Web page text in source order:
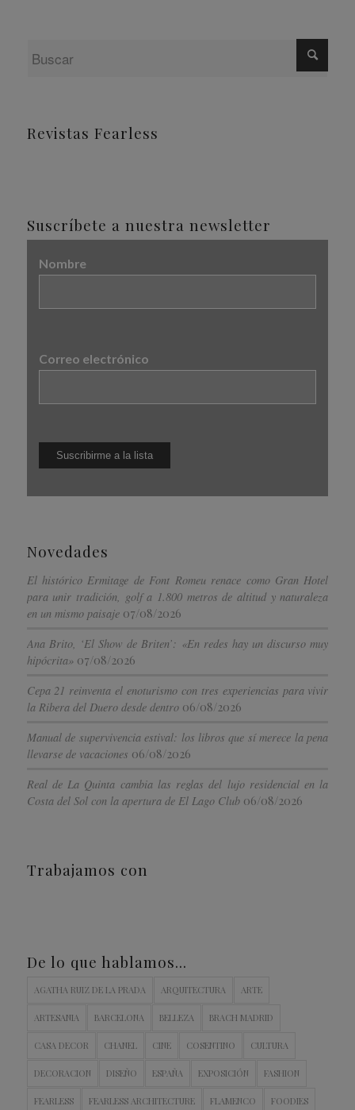
Revistas Fearless
Suscríbete a nuestra newsletter
Nombre
Correo electrónico
Novedades
El histórico Ermitage de Font Romeu renace como Gran Hotel
para unir tradición, golf a 1.800 metros de altitud y naturaleza
en un mismo paisaje 07/08/2026
Ana Brito, ‘El Show de Briten’: «En redes hay un discurso muy
hipócrita» 07/08/2026
Cepa 21 reinventa el enoturismo con tres experiencias para vivir
la Ribera del Duero desde dentro 06/08/2026
Manual de supervivencia estival: los libros que sí merece la pena
llevarse de vacaciones 06/08/2026
Real de La Quinta cambia las reglas del lujo residencial en la
Costa del Sol con la apertura de El Lago Club 06/08/2026
Trabajamos con
De lo que hablamos…
AGATHA RUIZ DE LA PRADA ARQUITECTURA ARTE
ARTESANIA BARCELONA BELLEZA BRACH MADRID
CASA DECOR CHANEL CINE COSENTINO CULTURA
DECORACION DISEÑO ESPAÑA EXPOSICIÓN FASHION
FEARLESS FEARLESS ARCHITECTURE FLAMENCO FOODIES